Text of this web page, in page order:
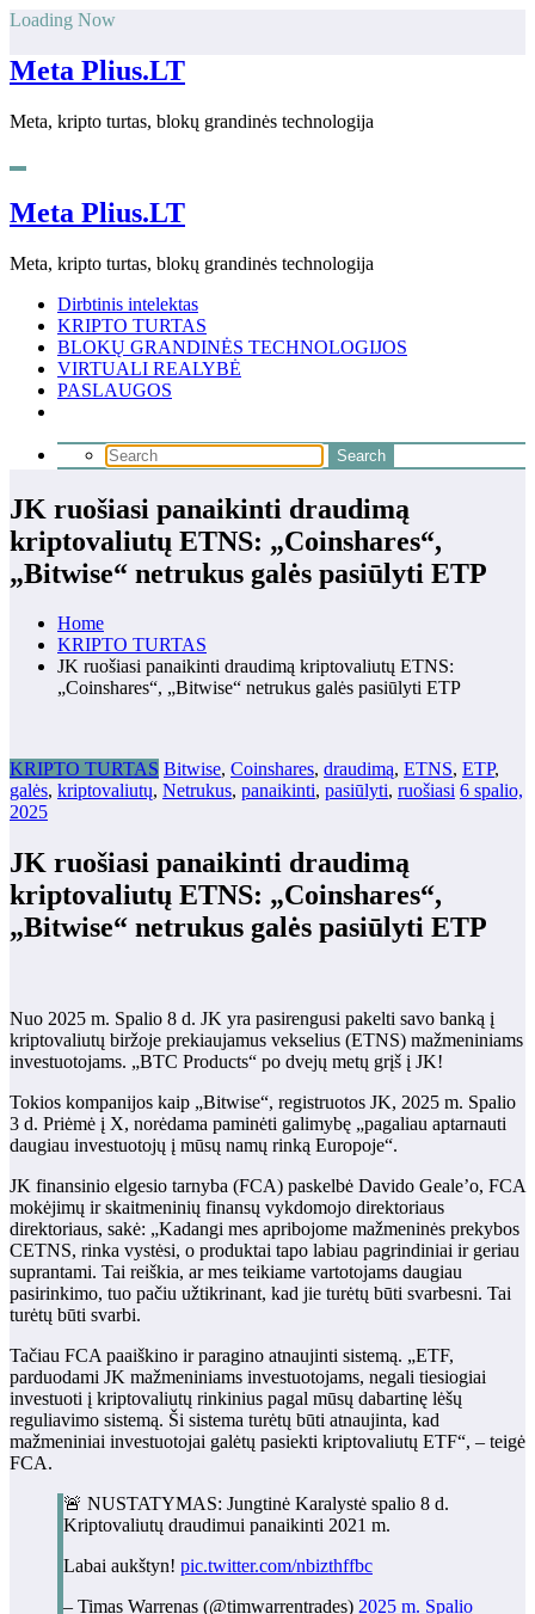
Skip
content
Loading Now
Meta Plius.LT
Meta, kripto turtas, blokų grandinės technologija
Meta Plius.LT
Meta, kripto turtas, blokų grandinės technologija
Dirbtinis intelektas
KRIPTO TURTAS
BLOKŲ GRANDINĖS TECHNOLOGIJOS
VIRTUALI REALYBĖ
PASLAUGOS
JK ruošiasi panaikinti draudimą
kriptovaliutų ETNS: „Coinshares“,
„Bitwise“ netrukus galės pasiūlyti ETP
Home
KRIPTO TURTAS
JK ruošiasi panaikinti draudimą kriptovaliutų ETNS:
„Coinshares“, „Bitwise“ netrukus galės pasiūlyti ETP
KRIPTO TURTAS Bitwise, Coinshares, draudimą, ETNS, ETP,
galės, kriptovaliutų, Netrukus, panaikinti, pasiūlyti, ruošiasi 6 spalio,
2025
JK ruošiasi panaikinti draudimą
kriptovaliutų ETNS: „Coinshares“,
„Bitwise“ netrukus galės pasiūlyti ETP
Nuo 2025 m. Spalio 8 d. JK yra pasirengusi pakelti savo banką į
kriptovaliutų biržoje prekiaujamus vekselius (ETNS) mažmeniniams
investuotojams. „BTC Products“ po dvejų metų grįš į JK!
Tokios kompanijos kaip „Bitwise“, registruotos JK, 2025 m. Spalio
3 d. Priėmė į X, norėdama paminėti galimybę „pagaliau aptarnauti
daugiau investuotojų į mūsų namų rinką Europoje“.
JK finansinio elgesio tarnyba (FCA) paskelbė Davido Geale’o, FCA
mokėjimų ir skaitmeninių finansų vykdomojo direktoriaus
direktoriaus, sakė: „Kadangi mes apribojome mažmeninės prekybos
CETNS, rinka vystėsi, o produktai tapo labiau pagrindiniai ir geriau
suprantami. Tai reiškia, ar mes teikiame vartotojams daugiau
pasirinkimo, tuo pačiu užtikrinant, kad jie turėtų būti svarbesni. Tai
turėtų būti svarbi.
Tačiau FCA paaiškino ir paragino atnaujinti sistemą. „ETF,
parduodami JK mažmeniniams investuotojams, negali tiesiogiai
investuoti į kriptovaliutų rinkinius pagal mūsų dabartinę lėšų
reguliavimo sistemą. Ši sistema turėtų būti atnaujinta, kad
mažmeniniai investuotojai galėtų pasiekti kriptovaliutų ETF“, – teigė
FCA.
🚨 NUSTATYMAS: Jungtinė Karalystė spalio 8 d.
Kriptovaliutų draudimui panaikinti 2021 m.
Labai aukštyn! pic.twitter.com/nbizthffbc
– Timas Warrenas (@timwarrentrades) 2025 m. Spalio